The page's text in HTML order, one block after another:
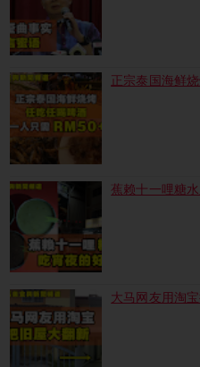
正宗泰国海鲜
蕉赖十一哩糖
大马网友用淘